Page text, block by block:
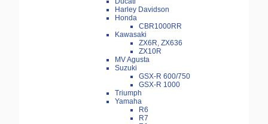
Harley Davidson
Honda
CBR1000RR
Kawasaki
ZX6R, ZX636
ZX10R
MV Agusta
Suzuki
GSX-R 600/750
GSX-R 1000
Triumph
Yamaha
R6
R7